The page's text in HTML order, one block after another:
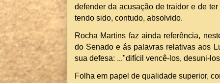
defender da acusação de traidor e de
tendo sido, contudo, absolvido.
Rocha Martins faz ainda referência,
do Senado e ás palavras relativas aos
sua defesa: ..."difícil vencê-los, desuni-
Folha em papel de qualidade superior,